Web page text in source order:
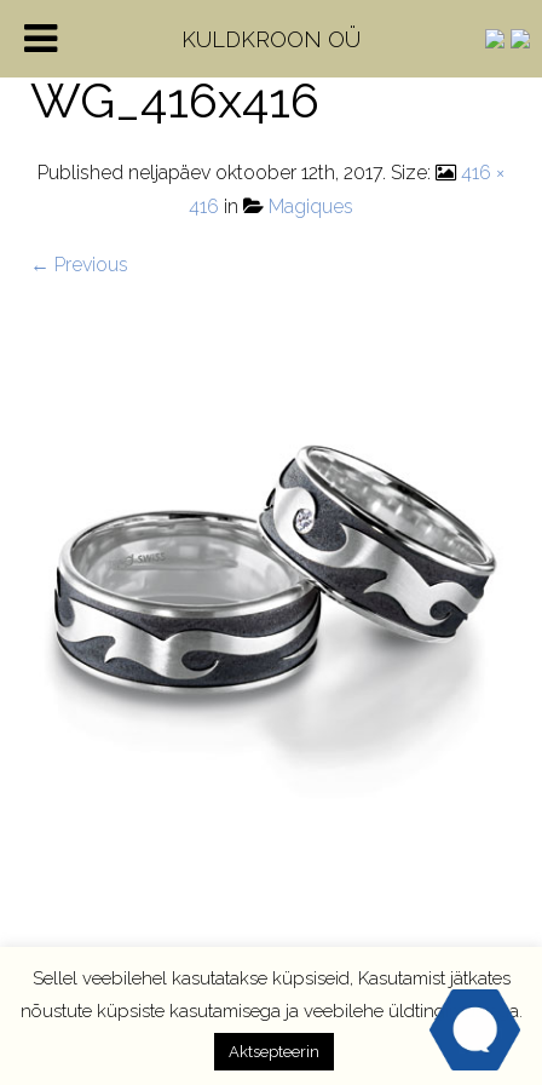
71-84310-0-0-
WG_416x416
Published neljapäev oktoober 12th, 2017. Size:
416 ×
416 in Magiques
← Previous
Sellel veebilehel kasutatakse küpsiseid, Kasutamist jätkates
nõustute küpsiste kasutamisega ja veebilehe üldtingimustega.
Aktsepteerin
KULDKROON OÜ